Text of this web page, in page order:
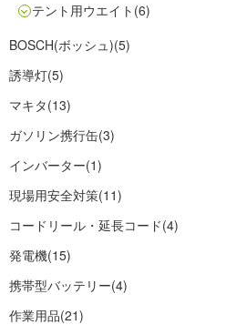
テント用ウエイト (6)
BOSCH(ボッシュ)(5)
誘導灯(5)
マキタ(13)
ガソリン携行缶(3)
インバーター(1)
現場用安全対策(11)
コードリール・延長コード(4)
発電機(15)
携帯型バッテリー(4)
作業用品(21)